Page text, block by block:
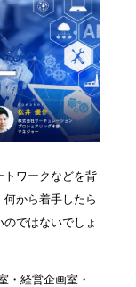
トワークなどを背
から着手したら
ではないでしょ
・経営企画室・